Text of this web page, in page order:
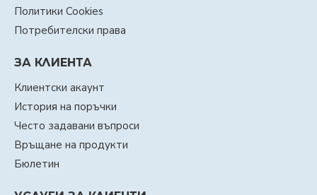
Политики Cookies
Потребителски права
ЗА КЛИЕНТА
Клиентски акаунт
История на поръчки
Често задавани въпроси
Връщане на продукти
Бюлетин